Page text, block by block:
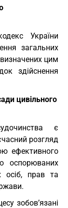
України
загальних
цим
здійснення
цивільного
є
розгляд
ефективного
оспорюваних
осіб, прав та
зобов’язані